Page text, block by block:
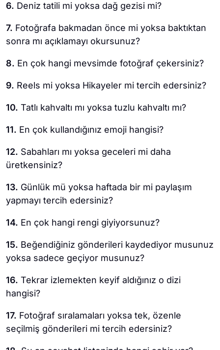
6. Deniz tatili mi yoksa dağ gezisi mi?
7. Fotoğrafa bakmadan önce mi yoksa baktıktan
sonra mı açıklamayı okursunuz?
8. En çok hangi mevsimde fotoğraf çekersiniz?
9. Reels mi yoksa Hikayeler mi tercih edersiniz?
10. Tatlı kahvaltı mı yoksa tuzlu kahvaltı mı?
11. En çok kullandığınız emoji hangisi?
12. Sabahları mı yoksa geceleri mi daha
üretkensiniz?
13. Günlük mü yoksa haftada bir mi paylaşım
yapmayı tercih edersiniz?
14. En çok hangi rengi giyiyorsunuz?
15. Beğendiğiniz gönderileri kaydediyor musunuz
yoksa sadece geçiyor musunuz?
16. Tekrar izlemekten keyif aldığınız o dizi
hangisi?
17. Fotoğraf sıralamaları yoksa tek, özenle
seçilmiş gönderileri mi tercih edersiniz?